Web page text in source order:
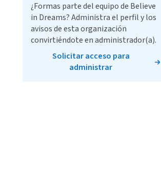
¿Formas parte del equipo de Believe
in Dreams? Administra el perfil y los
avisos de esta organización
convirtiéndote en administrador(a).
Solicitar acceso para
administrar